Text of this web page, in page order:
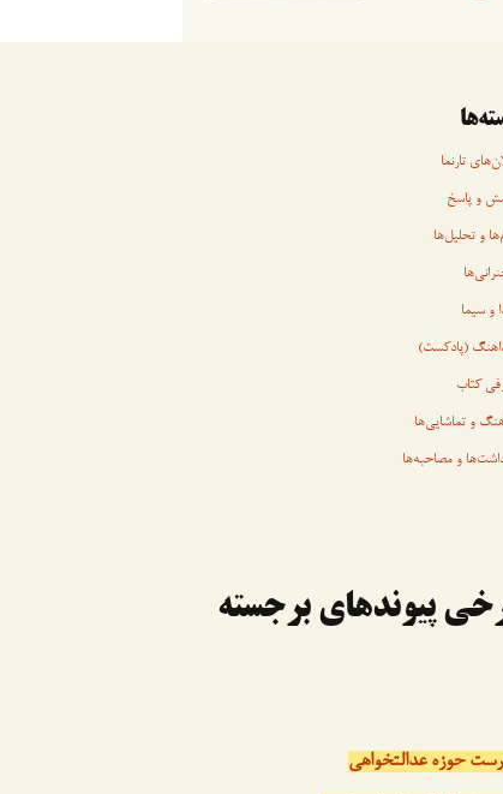
تارنما
و پاسخ
و تحلیل‌ها
و سیما
(پادکست)
کتاب
و تماشایی‌ها
و مصاحبه‌ها
پیوندهای برجسته
حوزه عدالتخواهی